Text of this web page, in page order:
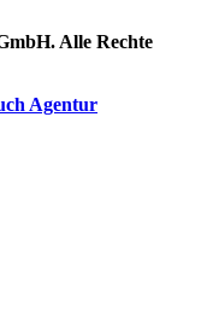
Alle Rechte
Agentur